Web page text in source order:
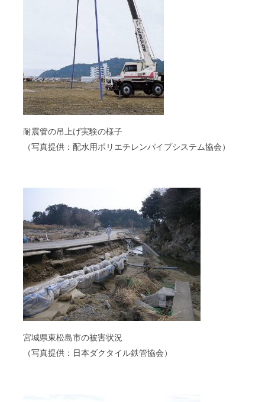
耐震管の吊上げ実験の様子
（写真提供：配水用ポリエチレンパイプシステム協会）
宮城県東松島市の被害状況
（写真提供：日本ダクタイル鉄管協会）